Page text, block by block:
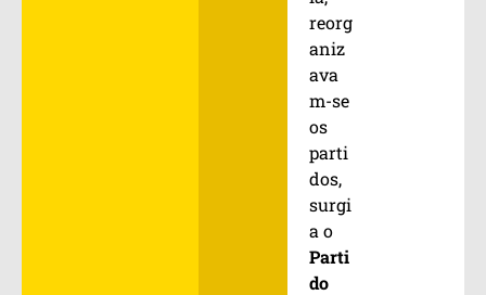
reorg
aniz
ava
m-se
os
parti
dos,
surgi
a o
Parti
do